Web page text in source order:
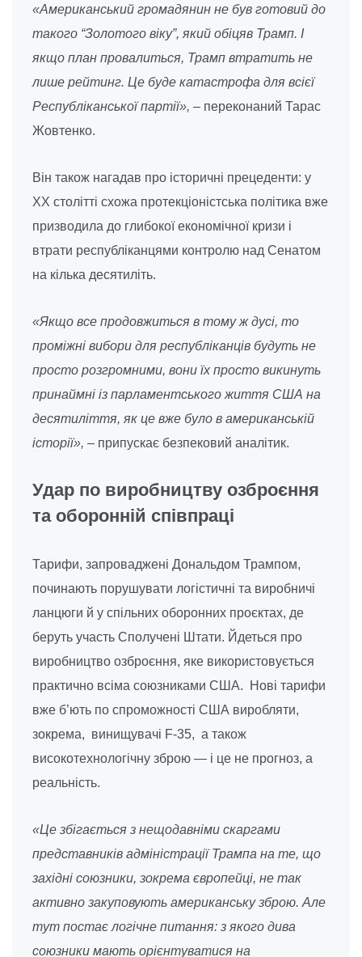
«Американський громадянин не був готовий до
такого “Золотого віку”, який обіцяв Трамп. І
якщо план провалиться, Трамп втратить не
лише рейтинг. Це буде катастрофа для всієї
Республіканської партії», – переконаний Тарас
Жовтенко.
Він також нагадав про історичні прецеденти: у
ХХ столітті схожа протекціоністська політика вже
призводила до глибокої економічної кризи і
втрати республіканцями контролю над Сенатом
на кілька десятиліть.
«Якщо все продовжиться в тому ж дусі, то
проміжні вибори для республіканців будуть не
просто розгромними, вони їх просто викинуть
принаймні із парламентського життя США на
десятиліття, як це вже було в американській
історії», – припускає безпековий аналітик.
Удар по виробництву озброєння
та оборонній співпраці
Тарифи, запроваджені Дональдом Трампом,
починають порушувати логістичні та виробничі
ланцюги й у спільних оборонних проєктах, де
беруть участь Сполучені Штати. Йдеться про
виробництво озброєння, яке використовується
практично всіма союзниками США. Нові тарифи
вже б’ють по спроможності США виробляти,
зокрема, винищувачі F-35, а також
високотехнологічну зброю — і це не прогноз, а
реальність.
«Це збігається з нещодавніми скаргами
представників адміністрації Трампа на те, що
західні союзники, зокрема європейці, не так
активно закуповують американську зброю. Але
тут постає логічне питання: з якого дива
союзники мають орієнтуватися на